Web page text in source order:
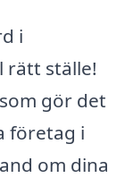
i
rätt ställe!
gör det
företag i
om dina